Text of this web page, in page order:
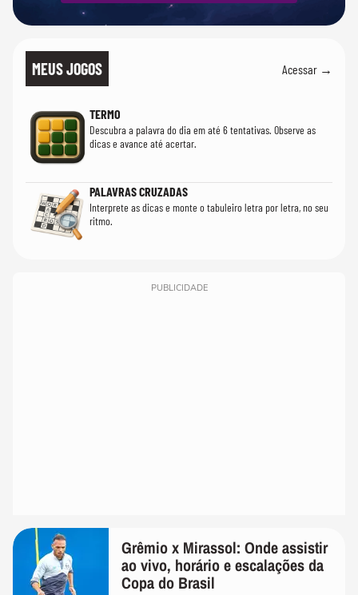
MEUS JOGOS Acessar →
TERMO
Descubra a palavra do dia em até 6 tentativas. Observe as
dicas e avance até acertar.
PALAVRAS CRUZADAS
Interprete as dicas e monte o tabuleiro letra por letra, no seu
ritmo.
PUBLICIDADE
Grêmio x Mirassol: Onde assistir
ao vivo, horário e escalações da
Copa do Brasil